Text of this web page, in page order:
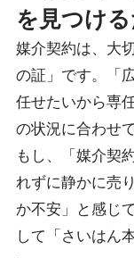
を見つけ
媒介契約は、大
の証」です。「
任せたいから専
の状況に合わせ
もし、「媒介契
れずに静かに売
か不安」と感じ
して「さいはん